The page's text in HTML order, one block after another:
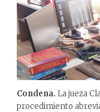
Condena. La jueza
procedimiento